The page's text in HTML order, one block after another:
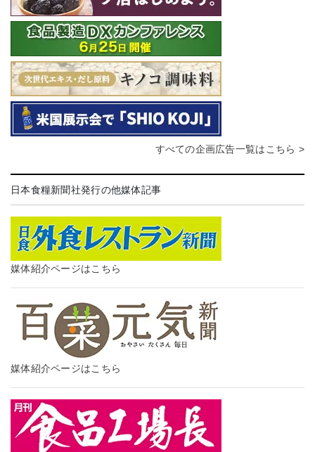
すべての企画広告一覧はこちら >
日本食糧新聞社発行の他媒体記事
媒体紹介ページはこちら
媒体紹介ページはこちら